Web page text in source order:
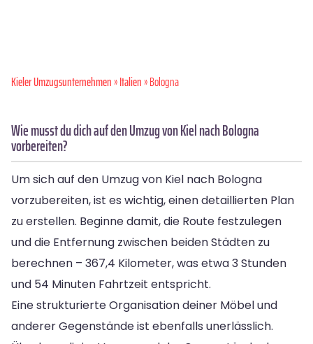
Kieler Umzugsunternehmen»Italien» Bologna
Wie musst du dich auf den Umzug von Kiel nach Bologna
vorbereiten?
Um sich auf den Umzug von Kiel nach Bologna
vorzubereiten, ist es wichtig, einen detaillierten Plan
zu erstellen. Beginne damit, die Route festzulegen
und die Entfernung zwischen beiden Städten zu
berechnen – 367,4 Kilometer, was etwa 3 Stunden
und 54 Minuten Fahrtzeit entspricht.
Eine strukturierte Organisation deiner Möbel und
anderer Gegenstände ist ebenfalls unerlässlich.